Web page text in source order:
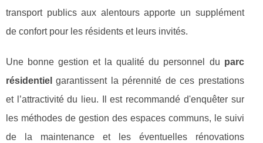
transport publics aux alentours apporte un supplément
de confort pour les résidents et leurs invités.
Une bonne gestion et la qualité du personnel du parc
résidentiel garantissent la pérennité de ces prestations
et l’attractivité du lieu. Il est recommandé d'enquêter sur
les méthodes de gestion des espaces communs, le suivi
de la maintenance et les éventuelles rénovations